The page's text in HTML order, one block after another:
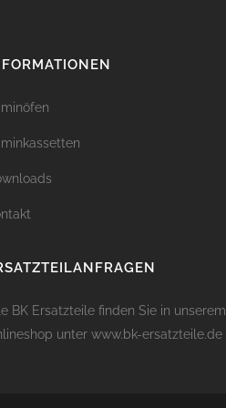
BK Ersatzteile finden Sie in unserem
unterwww.bk-ersatzteile.de